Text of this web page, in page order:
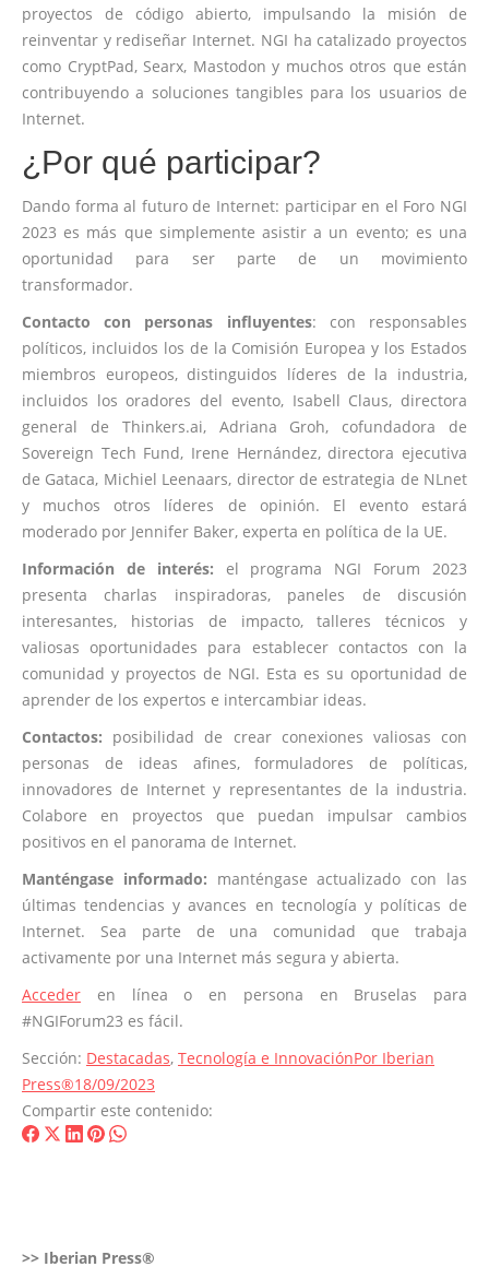
proyectos de código abierto, impulsando la misión de
reinventar y rediseñar Internet. NGI ha catalizado proyectos
como CryptPad, Searx, Mastodon y muchos otros que están
contribuyendo a soluciones tangibles para los usuarios de
Internet.
¿Por qué participar?
Dando forma al futuro de Internet: participar en el Foro NGI
2023 es más que simplemente asistir a un evento; es una
oportunidad para ser parte de un movimiento
transformador.
Contacto con personas influyentes: con responsables
políticos, incluidos los de la Comisión Europea y los Estados
miembros europeos, distinguidos líderes de la industria,
incluidos los oradores del evento, Isabell Claus, directora
general de Thinkers.ai, Adriana Groh, cofundadora de
Sovereign Tech Fund, Irene Hernández, directora ejecutiva
de Gataca, Michiel Leenaars, director de estrategia de NLnet
y muchos otros líderes de opinión. El evento estará
moderado por Jennifer Baker, experta en política de la UE.
Información de interés: el programa NGI Forum 2023
presenta charlas inspiradoras, paneles de discusión
interesantes, historias de impacto, talleres técnicos y
valiosas oportunidades para establecer contactos con la
comunidad y proyectos de NGI. Esta es su oportunidad de
aprender de los expertos e intercambiar ideas.
Contactos: posibilidad de crear conexiones valiosas con
personas de ideas afines, formuladores de políticas,
innovadores de Internet y representantes de la industria.
Colabore en proyectos que puedan impulsar cambios
positivos en el panorama de Internet.
Manténgase informado: manténgase actualizado con las
últimas tendencias y avances en tecnología y políticas de
Internet. Sea parte de una comunidad que trabaja
activamente por una Internet más segura y abierta.
Acceder en línea o en persona en Bruselas para
#NGIForum23 es fácil.
Sección: Destacadas, Tecnología e InnovaciónPor Iberian
Press®18/09/2023
Compartir este contenido:
ShareShareShare
ShareShare
>> Iberian Press®